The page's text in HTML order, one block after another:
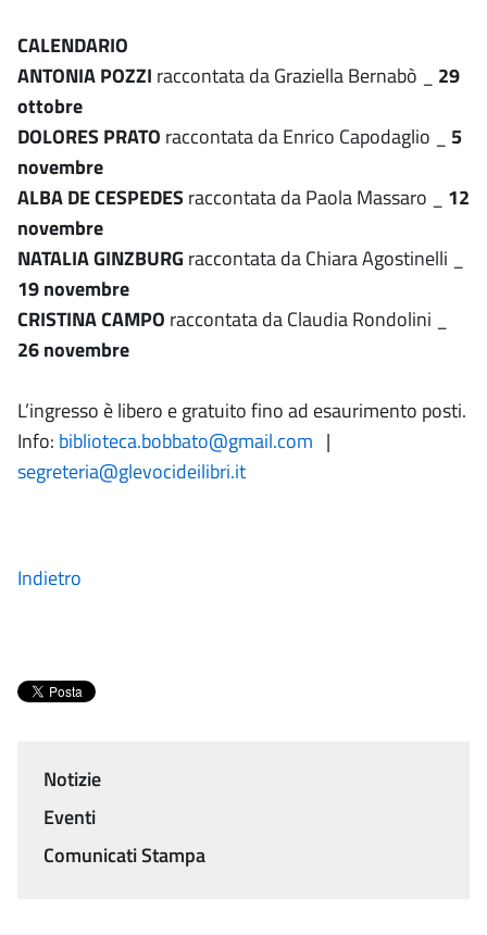
CALENDARIO
ANTONIA POZZI raccontata da Graziella Bernabò _ 29
ottobre
DOLORES PRATO raccontata da Enrico Capodaglio _ 5
novembre
ALBA DE CESPEDES raccontata da Paola Massaro _ 12
novembre
NATALIA GINZBURG raccontata da Chiara Agostinelli _
19 novembre
CRISTINA CAMPO raccontata da Claudia Rondolini _
26 novembre
L’ingresso è libero e gratuito fino ad esaurimento posti.
Info: biblioteca.bobbato@gmail.com |
segreteria@glevocideilibri.it
Indietro
Menu
Notizie
Eventi
Comunicati Stampa